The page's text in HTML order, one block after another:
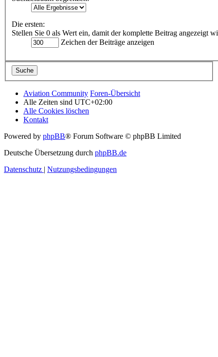
Die ersten:
Stellen Sie 0 als Wert ein, damit der komplette Beitrag angezeigt
Zeichen der Beiträge anzeigen
Aviation Community Foren-Übersicht
Alle Zeiten sind UTC+02:00
Alle Cookies löschen
Kontakt
Powered by phpBB® Forum Software © phpBB Limited
Deutsche Übersetzung durch phpBB.de
Datenschutz | Nutzungsbedingungen